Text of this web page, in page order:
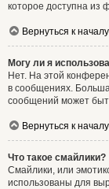
которое доступна из
Вернуться к началу
Могу ли я
Нет. На этой
в сообщениях.
сообщений может
Вернуться к началу
Что такое смайлики?
Смайлики, или
использованы для